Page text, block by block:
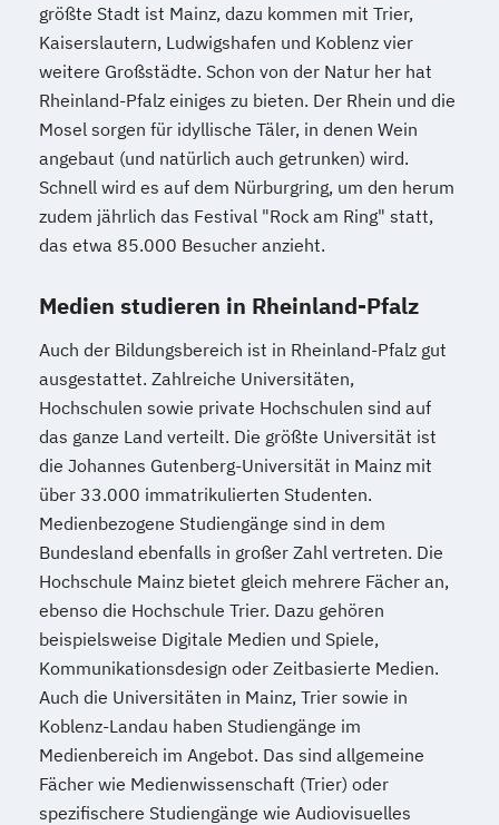
größte Stadt ist Mainz, dazu kommen mit Trier,
Kaiserslautern, Ludwigshafen und Koblenz vier
weitere Großstädte. Schon von der Natur her hat
Rheinland-Pfalz einiges zu bieten. Der Rhein und die
Mosel sorgen für idyllische Täler, in denen Wein
angebaut (und natürlich auch getrunken) wird.
Schnell wird es auf dem Nürburgring, um den herum
zudem jährlich das Festival "Rock am Ring" statt,
das etwa 85.000 Besucher anzieht.
Medien studieren in Rheinland-Pfalz
Auch der Bildungsbereich ist in Rheinland-Pfalz gut
ausgestattet. Zahlreiche Universitäten,
Hochschulen sowie private Hochschulen sind auf
das ganze Land verteilt. Die größte Universität ist
die Johannes Gutenberg-Universität in Mainz mit
über 33.000 immatrikulierten Studenten.
Medienbezogene Studiengänge sind in dem
Bundesland ebenfalls in großer Zahl vertreten. Die
Hochschule Mainz bietet gleich mehrere Fächer an,
ebenso die Hochschule Trier. Dazu gehören
beispielsweise Digitale Medien und Spiele,
Kommunikationsdesign oder Zeitbasierte Medien.
Auch die Universitäten in Mainz, Trier sowie in
Koblenz-Landau haben Studiengänge im
Medienbereich im Angebot. Das sind allgemeine
Fächer wie Medienwissenschaft (Trier) oder
spezifischere Studiengänge wie Audiovisuelles